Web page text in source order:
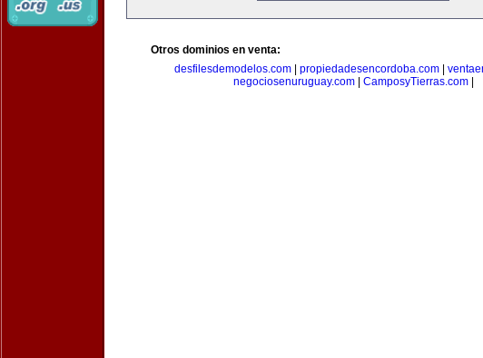
Otros dominios en venta:
desfilesdemodelos.com| propiedadesencordoba.com|
negociosenuruguay.com| CamposyTierras.com|